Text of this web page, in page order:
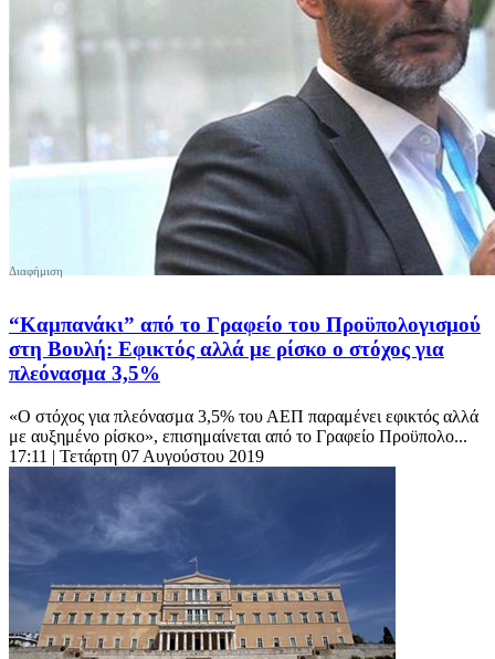
“Καμπανάκι” από το Γραφείο του Προϋπολογισμού
στη Βουλή: Εφικτός αλλά με ρίσκο ο στόχος για
πλεόνασμα 3,5%
«Ο στόχος για πλεόνασμα 3,5% του ΑΕΠ παραμένει εφικτός αλλά
με αυξημένο ρίσκο», επισημαίνεται από το Γραφείο Προϋπολο...
17:11 | Τετάρτη 07 Αυγούστου 2019